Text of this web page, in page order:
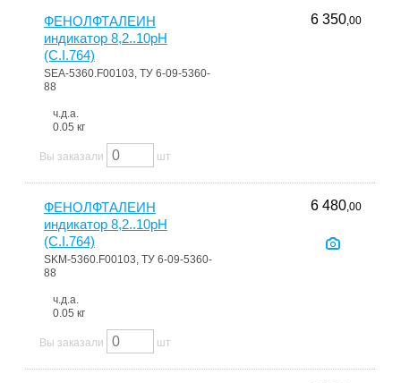
ФЕНОЛФТАЛЕИН
индикатор 8,2..10pH
(C.I.764)
SEA-5360.F00103, ТУ 6-09-5360-
88
ч.д.а.
0.05 кг
6 350,00
Вы заказали шт
ФЕНОЛФТАЛЕИН
индикатор 8,2..10pH
(C.I.764)
SKM-5360.F00103, ТУ 6-09-5360-
88
ч.д.а.
0.05 кг
6 480,00
Вы заказали шт